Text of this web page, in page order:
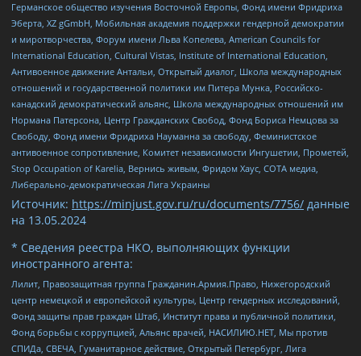
Германское общество изучения Восточной Европы, Фонд имени Фридриха
Эберта, XZ gGmbH, Мобильная академия поддержки гендерной демократии
и миротворчества, Форум имени Льва Копелева, American Councils for
International Education, Cultural Vistas, Institute of International Education,
Антивоенное движение Антальи, Открытый диалог, Школа международных
отношений и государственной политики им Питера Мунка, Российско-
канадский демократический альянс, Школа международных отношений им
Нормана Патерсона, Центр Гражданских Свобод, Фонд Бориса Немцова за
Свободу, Фонд имени Фридриха Науманна за свободу, Феминистское
антивоенное сопротивление, Комитет независимости Ингушетии, Прометей,
Stop Occupation of Karelia, Вернись живым, Фридом Хаус, СОТА медиа,
Либерально-демократическая Лига Украины
Источник: https://minjust.gov.ru/ru/documents/7756/ данные
на 13.05.2024
* Сведения реестра НКО, выполняющих функции
иностранного агента:
Лилит, Правозащитная группа Гражданин.Армия.Право, Нижегородский
центр немецкой и европейской культуры, Центр гендерных исследований,
Фонд защиты прав граждан Штаб, Институт права и публичной политики,
Фонд борьбы с коррупцией, Альянс врачей, НАСИЛИЮ.НЕТ, Мы против
СПИДа, СВЕЧА, Гуманитарное действие, Открытый Петербург, Лига